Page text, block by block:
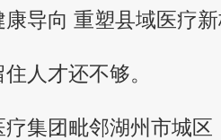
康导向 重塑县域医疗
人才还不够。
团毗邻湖州市城区